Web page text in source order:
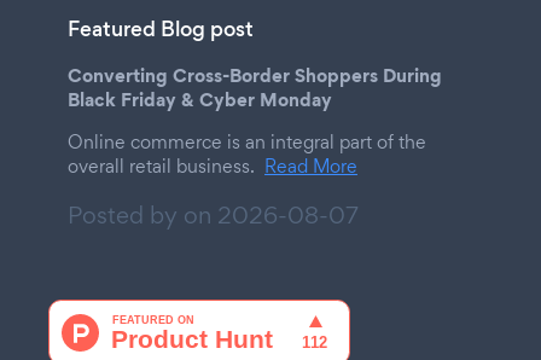
Featured Blog post
Converting Cross-Border Shoppers During
Black Friday & Cyber Monday
Online commerce is an integral part of the
overall retail business. Read More
Posted by on 2026-08-07